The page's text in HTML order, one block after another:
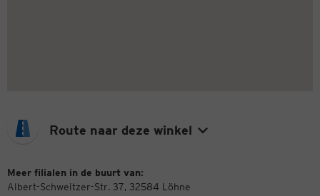
Route naar deze winkel
Meer filialen in de buurt van:
Albert-Schweitzer-Str. 37, 32584 Löhne